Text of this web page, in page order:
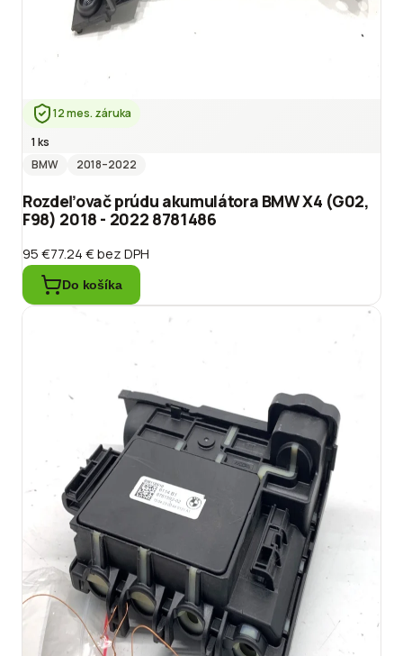
12 mes. záruka
1 ks
BMW
2018–2022
Rozdeľovač prúdu akumulátora BMW X4 (G02,
F98) 2018 - 2022 8781486
95 €77.24 €bez DPH
Do košíka